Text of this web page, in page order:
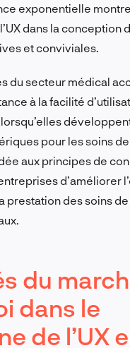
exponentielle
dans la conception
et conviviales.
du secteur médical
à la facilité
pour les soins de
aux principes de
d’améliorer
prestation des soins
du
dans le
de l’UX